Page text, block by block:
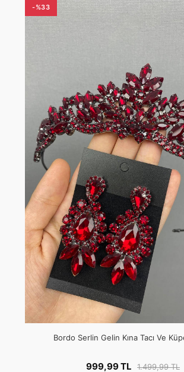
-%33
Bordo Serlin Gelin Kına Tacı Ve
999,99 TL 1.499,99 TL